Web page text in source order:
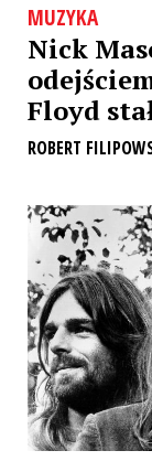
MUZYKA
Nick
Floyd
ROBERT